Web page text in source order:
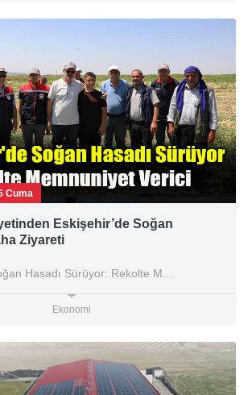
Cuma
Eskişehir’de Soğan
Ziyareti
Hasadı Sürüyor: Rekolte M...
Ekonomi